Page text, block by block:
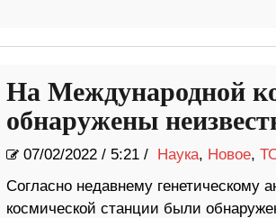
На Международной
обнаружены
07/02/2022/ 5:21 / Наука, Новое,
Согласно недавнему генетическому
космической станции были